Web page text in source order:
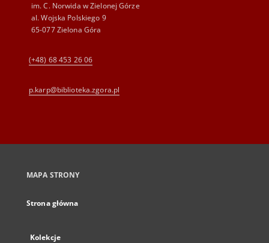
im. C. Norwida w Zielonej Górze
al. Wojska Polskiego 9
65-077 Zielona Góra
(+48) 68 453 26 06
p.karp@biblioteka.zgora.pl
MAPA STRONY
Strona główna
Kolekcje